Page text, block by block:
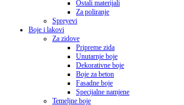
Ostali materijali
Za poliranje
Spreyevi
Boje i lakovi
Za zidove
Pripreme zida
Unutarnje boje
Dekorativne boje
Boje za beton
Fasadne boje
Specijalne namjene
Temeljne boje